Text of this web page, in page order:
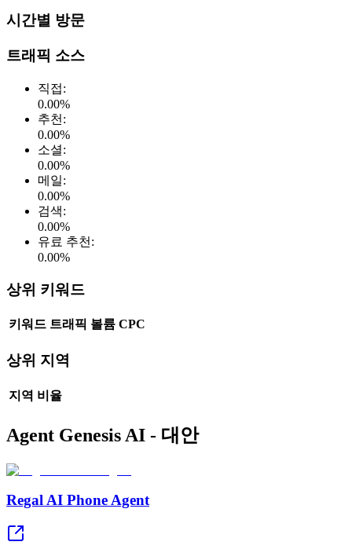
시간별 방문
트래픽 소스
직접:
0.00%
추천 :
0.00%
소셜:
0.00%
메일:
0.00%
검색:
0.00%
유료 추천 :
0.00%
상위 키워드
키워드 트래픽 볼륨 CPC
상위 지역
지역 비율
Agent Genesis AI - 대안
Regal AI Phone Agent